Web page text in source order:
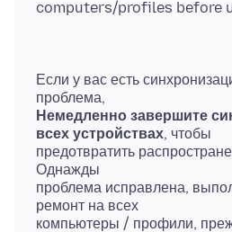
Если у вас есть
Немедленно завершите
всех устройствах, чтобы
предотвратить
Однажды
проблема исправлена,
ремонт на всех
компьютеры / профили,